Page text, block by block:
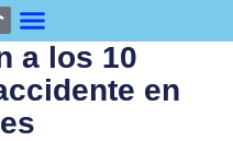
a los 10
en